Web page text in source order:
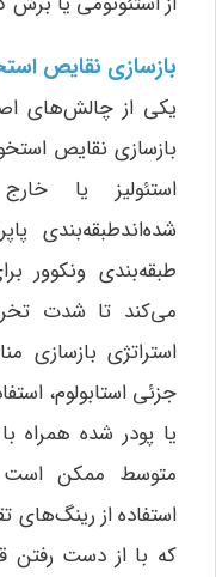
بازسازی نقایص
یکی از چالش‌های
بازسازی نقایص
استئولیز یا
شده‌اندطبقه‌بندی
طبقه‌بندی ونکوور
می‌کند تا شدت
استراتژی بازسازی
جزئی استابولوم،
یا پودر شده
متوسط ممکن است
استفاده از رینگ‌های
که با از دست رفتن